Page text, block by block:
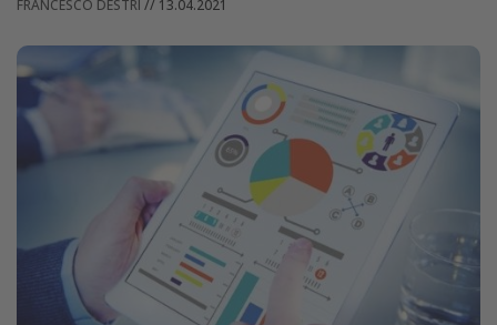
FRANCESCO DESTRI // 13.04.2021